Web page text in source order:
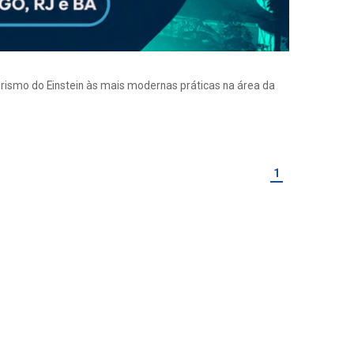
do Einstein às mais modernas práticas na área da
1